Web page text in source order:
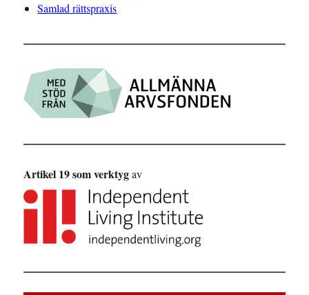
Samlad rättspraxis
Artikel 19 som verktygav